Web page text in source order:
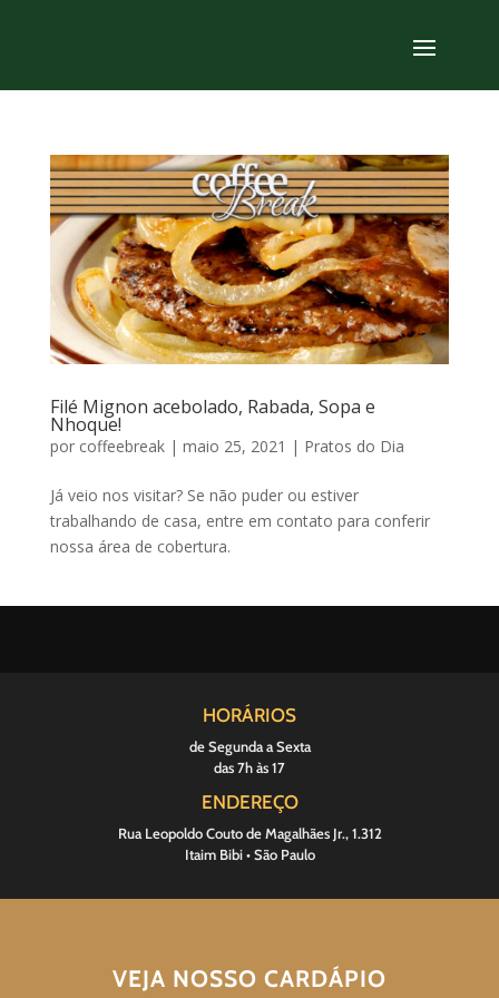
Filé Mignon acebolado, Rabada, Sopa e
Nhoque!
por coffeebreak| maio 25, 2021 | Pratos do Dia
Já veio nos visitar? Se não puder ou estiver
trabalhando de casa, entre em contato para conferir
nossa área de cobertura.
HORÁRIOS
de Segunda a Sexta
das 7h às 17
ENDEREÇO
Rua Leopoldo Couto de Magalhães Jr., 1.312
Itaim Bibi • São Paulo
VEJA NOSSO CARDÁPIO